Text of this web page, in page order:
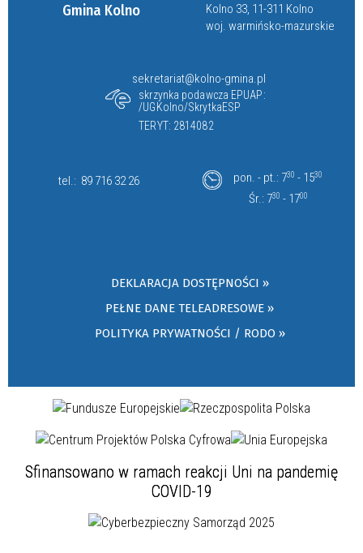
Gmina Kolno
Kolno 33, 11-311 Kolno
woj. warmińsko-mazurskie
sekretariat@kolno-gmina.pl
skrzynka podawcza EPUAP:
/UGKolno/SkrytkaESP
TERYT: 2814082
tel.: 89 716 32 26 pon. - pt.: 730 - 1530
Śr.: 730 - 1700
DEKLARACJA DOSTĘPNOŚCI »
PEŁNE DANE TELEADRESOWE »
POLITYKA PRYWATNOŚCI / RODO »
Sfinansowano w ramach reakcji Uni na pandemię
COVID-19